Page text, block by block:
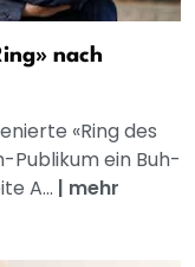
nach
«Ring des
Publikum ein Buh-
A... | mehr